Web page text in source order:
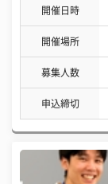
開催日時
開催場所
募集人数
申込締切